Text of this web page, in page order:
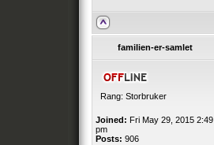
familien-er-samlet
Rang: Storbruker
Joined: Fri May 29, 2015 2:49
pm
Posts: 906